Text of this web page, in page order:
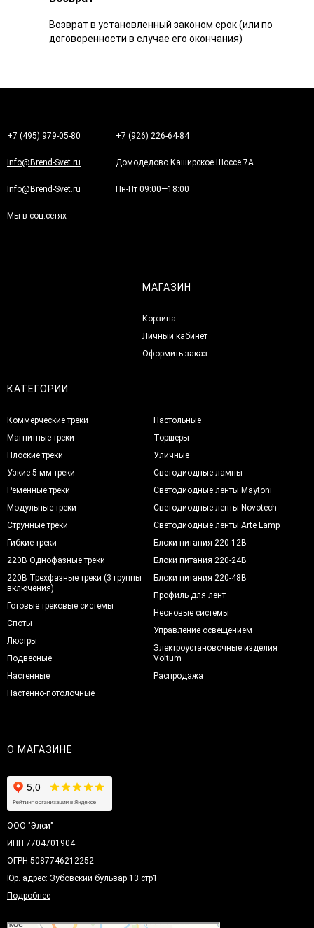
Возврат в установленный законом срок (или по
договоренности в случае его окончания)
+7 (495) 979-05-80 +7 (926) 226-64-84
Info@Brend-Svet.ru Домодедово Каширское Шоссе 7А
Info@Brend-Svet.ru Пн-Пт 09:00—18:00
Мы в соц.сетях
МАГАЗИН
Корзина
Личный кабинет
Оформить заказ
КАТЕГОРИИ
Коммерческие треки
Магнитные треки
Плоские треки
Узкие 5 мм треки
Ременные треки
Модульные треки
Струнные треки
Гибкие треки
220В Однофазные треки
220В Трехфазные треки (3 группы
включения)
Готовые трековые системы
Споты
Люстры
Подвесные
Настенные
Настенно-потолочные
Настольные
Торшеры
Уличные
Светодиодные лампы
Светодиодные ленты Maytoni
Светодиодные ленты Novotech
Светодиодные ленты Arte Lamp
Блоки питания 220-12В
Блоки питания 220-24В
Блоки питания 220-48В
Профиль для лент
Неоновые системы
Управление освещением
Электроустановочные изделия
Voltum
Распродажа
О МАГАЗИНЕ
ООО "Элси"
ИНН 7704701904
ОГРН 5087746212252
Юр. адрес: Зубовский бульвар 13 стр1
Подробнее